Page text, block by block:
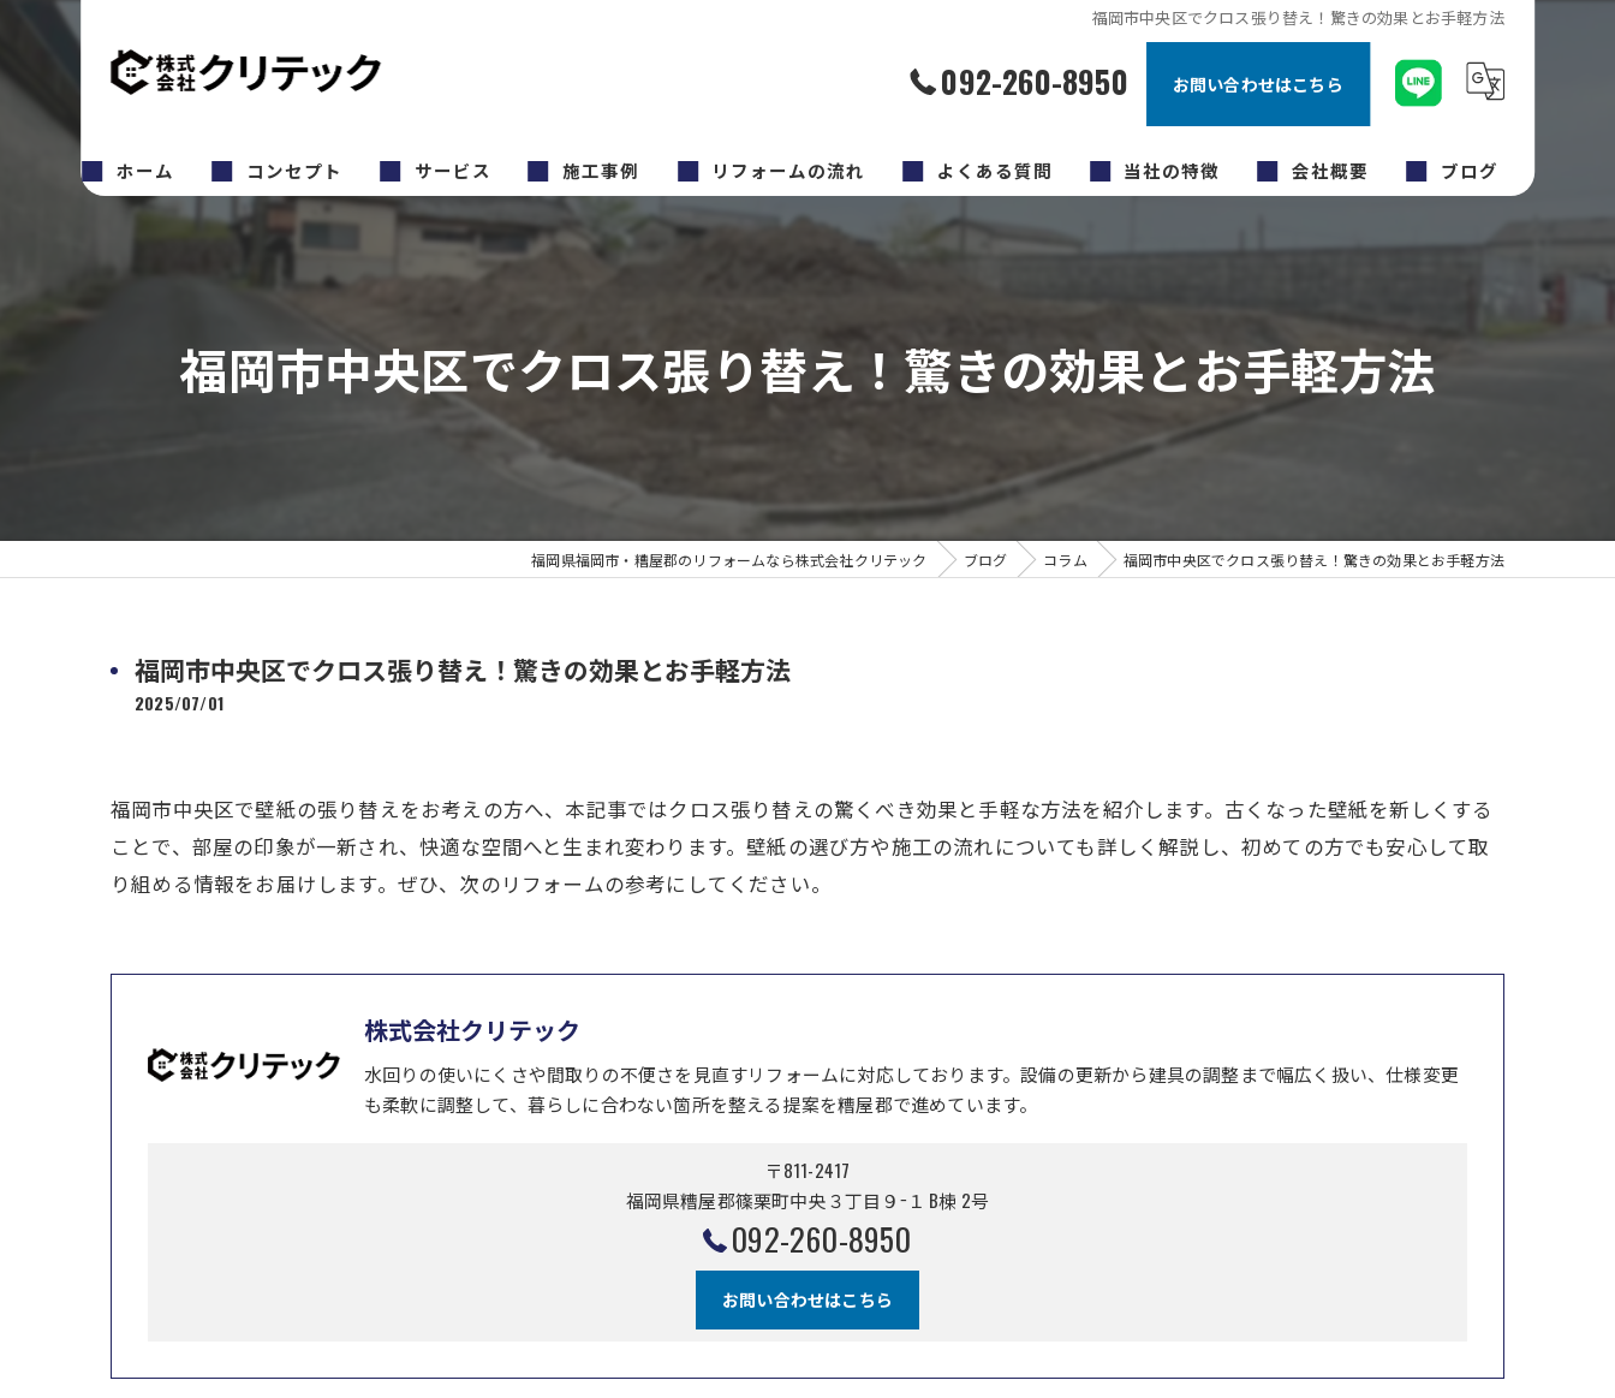
福岡市中央区でクロス張り替え！驚きの効果とお手軽方法
092-260-8950 お問い合わせはこちら
ホーム コンセプト サービス 施工事例 リフォームの流れ よくある質問 当社の特徴
キッチン
原状回復工事
福岡市のリフォーム
会社概要 ブログ
コラム
福岡市中央区でクロス張り替え！驚きの効果とお手軽方法
福岡県福岡市・糟屋郡のリフォームなら株式会社クリテック ブログ コラム 福岡市中央区でクロス張り替え！驚きの効果とお手軽方法
福岡市中央区でクロス張り替え！驚きの効果とお手軽方法
2025/07/01
福岡市中央区で壁紙の張り替えをお考えの方へ、本記事ではクロス張り替えの驚くべき効果と手軽な方法を紹介します。古くなった壁紙を新しくする
ことで、部屋の印象が一新され、快適な空間へと生まれ変わります。壁紙の選び方や施工の流れについても詳しく解説し、初めての方でも安心して取
り組める情報をお届けします。ぜひ、次のリフォームの参考にしてください。
株式会社クリテック
水回りの使いにくさや間取りの不便さを見直すリフォームに対応しております。設備の更新から建具の調整まで幅広く扱い、仕様変更
も柔軟に調整して、暮らしに合わない箇所を整える提案を糟屋郡で進めています。
〒811-2417
福岡県糟屋郡篠栗町中央３丁目９−１ B棟 2号
092-260-8950
お問い合わせはこちら